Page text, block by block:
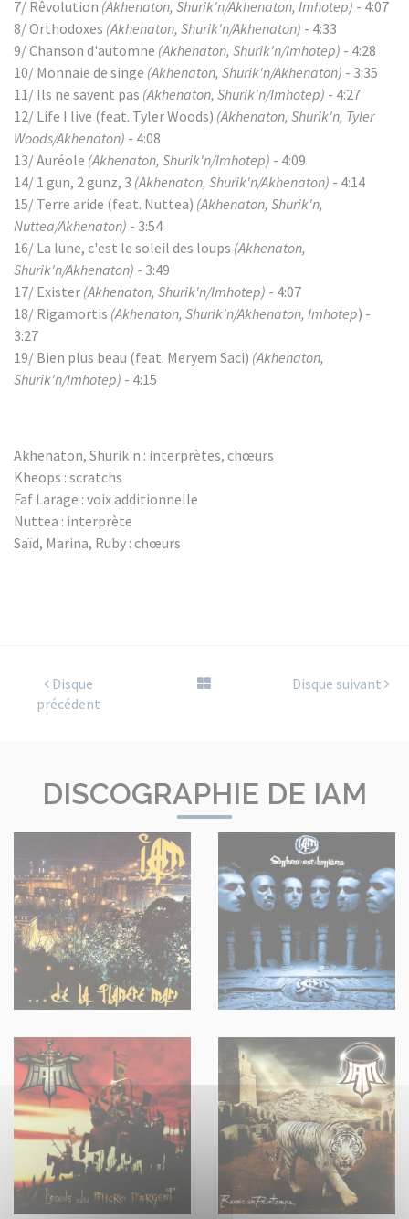
7/ Rêvolution (Akhenaton, Shurik'n/Akhenaton, Imhotep) - 4:07
8/ Orthodoxes (Akhenaton, Shurik'n/Akhenaton) - 4:33
9/ Chanson d'automne (Akhenaton, Shurik'n/Imhotep) - 4:28
10/ Monnaie de singe (Akhenaton, Shurik'n/Akhenaton) - 3:35
11/ Ils ne savent pas (Akhenaton, Shurik'n/Imhotep) - 4:27
12/ Life I live (feat. Tyler Woods) (Akhenaton, Shurik'n, Tyler
Woods/Akhenaton) - 4:08
13/ Auréole (Akhenaton, Shurik'n/Imhotep) - 4:09
14/ 1 gun, 2 gunz, 3 (Akhenaton, Shurik'n/Akhenaton) - 4:14
15/ Terre aride (feat. Nuttea) (Akhenaton, Shurik'n,
Nuttea/Akhenaton) - 3:54
16/ La lune, c'est le soleil des loups (Akhenaton,
Shurik'n/Akhenaton) - 3:49
17/ Exister (Akhenaton, Shurik'n/Imhotep) - 4:07
18/ Rigamortis (Akhenaton, Shurik'n/Akhenaton, Imhotep) -
3:27
19/ Bien plus beau (feat. Meryem Saci) (Akhenaton,
Shurik'n/Imhotep) - 4:15
Akhenaton, Shurik'n : interprètes, chœurs
Kheops : scratchs
Faf Larage : voix additionnelle
Nuttea : interprète
Saïd, Marina, Ruby : chœurs
Disque
précédent
Disque suivant
DISCOGRAPHIE DE IAM